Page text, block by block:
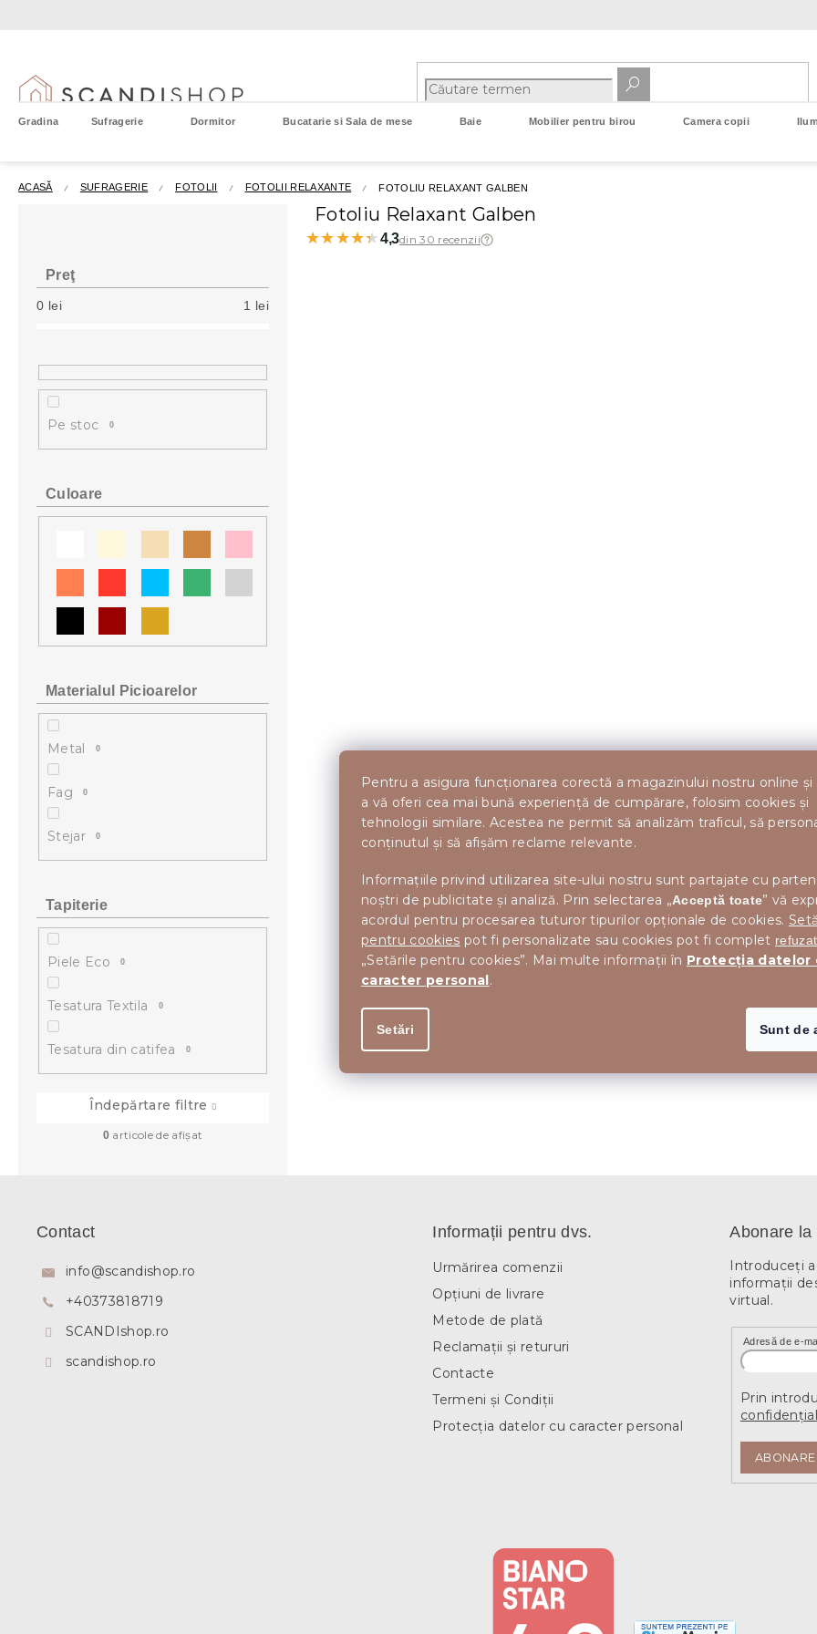
Pentru a asigura funcționarea corectă a magazinului nostru online
a vă oferi cea mai bună experiență de cumpărare, folosim cookies și
tehnologii similare. Acestea ne permit să analizăm traficul, să
conținutul și să afișăm reclame relevante.
Informațiile privind utilizarea site-ului nostru sunt partajate cu
noștri de publicitate și analiză. Prin selectarea „Acceptă toate” vă
acordul pentru procesarea tuturor tipurilor opționale de cookies.
pentru cookies pot fi personalizate sau cookies pot fi complet
„Setările pentru cookies”. Mai multe informații în Protecția datelor
caracter personal.
Setări Sunt de
Gradina Sufragerie Dormitor Bucatarie si Sala de mese Baie Mobilier pentru birou Camera copii
ACASĂ SUFRAGERIE FOTOLII FOTOLII RELAXANTE FOTOLIU RELAXANT GALBEN
Preţ
0 lei 1 lei
Pe stoc 0
Culoare
Materialul Picioarelor
Metal 0
Fag 0
Stejar 0
Tapiterie
Piele Eco 0
Tesatura Textila 0
Tesatura din catifea 0
Îndepărtare filtre
0 articole de afişat
Fotoliu Relaxant Galben
★★★★★
★★★★★4,3din 30 recenzii
Contact
info@scandishop.ro
+40373818719
SCANDIshop.ro
scandishop.ro
Informații pentru dvs.
Urmărirea comenzii
Opțiuni de livrare
Metode de plată
Reclamații și retururi
Contacte
Termeni și Condiții
Protecția datelor cu caracter personal
Abonare la
Introduceţi
informaţii
virtual.
Adresă de e-
Prin
ABONARE